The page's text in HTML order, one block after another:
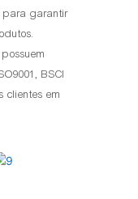
para garantir
possuem
BSCI
clientes em